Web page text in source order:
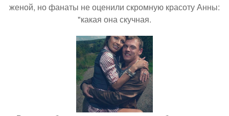
женой, но фанаты не оценили скромную красоту Анны:
"какая она скучная.